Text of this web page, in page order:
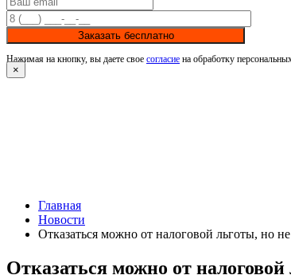
Заказать бесплатно
Нажимая на кнопку, вы даете свое согласие на обработку
×
Главная
Новости
Отказаться можно от налоговой льготы, но
Отказаться можно от